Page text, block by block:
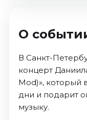
О
В Санкт-
концерт
Mod)», который
дни и подарит
музыку.